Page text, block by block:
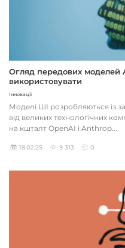
Огляд передових моделей
використовувати
Інновації
Моделі ШІ розробляються із
від великих технологічних
на кшталт OpenAI і Anthrop...
18.02.25 9 313 0